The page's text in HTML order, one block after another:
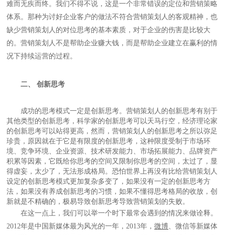
难而无疾而终。我们不得不说，这是一个非常错误的定位和营销策略
体系。那种为讨好企业客户的做法不符合营销策划人的客观精神，也
缺少营销策划人的对位思考的基本素质，对于企业的伤害是比较大
的。营销策划人不是帮助企业赚大钱，而是帮助企业建立在赢利的情
况下持续运营的过程。
二、 创新思考
成功的思考模式一定是创新思考。营销策划人的创新思考有别于
其他类型的创新思考，科学家的创新思考可以天马行空，经济理论家
的创新思考可以站得更高，然而，营销策划人的创新思考之所以弥足
珍贵，原因就在于它是有限度的创新思考，这种限度受制于市场环
境、竞争环境、企业资源、技术研发能力、市场拓展能力、品牌资产
积累等因素，它既给你思考的空间又限制你思考的空间，太过了，显
得虚妄，太少了，无法形成格局。恐怕世界上再没有比给营销策划人
设定的创新思考模式更加复杂多变了，如果没有一定的创新思考方
法，如果没有养成创新思考的习惯，如果不懂得思考格局的收放，创
新就是不精确的，极易导致创新思考导致营销策划的失败。
在这一点上，我们可以举一个时下最常会遇到的情况来做诠释。
2012年是中国新媒体最为风光的一年，2013年，微博、微信等新媒体